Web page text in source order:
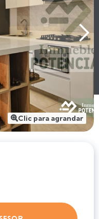
Clic para agrandar